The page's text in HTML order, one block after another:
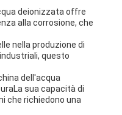
deionizzata offre
alla corrosione, che
nella produzione di
questo
dell'acqua
sua capacità di
che richiedono una